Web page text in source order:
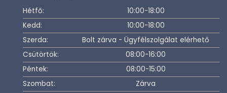
Hétfő:
10:00-18:00
Kedd:
10:00-18:00
Szerda:
Bolt zárva - Ügyfélszolgálat elérhető
Csütörtök:
08:00-16:00
Péntek:
08:00-15:00
Szombat:
Zárva